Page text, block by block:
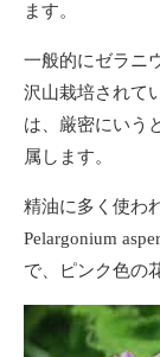
ます。
一般的にゼラニ
沢山栽培されて
は、厳密にいう
属します。
精油に多く使わ
Pelargonium
で、ピンク色の